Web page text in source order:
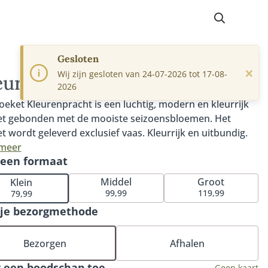
Kleurenpracht is een luchtig, modern en kleurrijk
gebonden met de mooiste seizoensbloemen. Het
wordt geleverd exclusief vaas. Kleurrijk en uitbundig.
die in dit boeket naar voren komen zijn opvallend
Bijzondere vormen en krachtige kleuren maken dit
tot een eigenzinnig exemplaar. Fijn om te weten:
bestelling met rouwwerk wordt persoonlijk en
gecontroleerd. Hiermee garanderen wij dat het
volledig naar wens wordt samengesteld. De
of crematorium). Je hoeft het rouwstuk niet zelf
bij de bloemist. De Fleurop bloemist zorgt ervoor
formaat
Klein
79,99
Middel
99,99
Groot
119,99
bezorgmethode
Bezorgen Afhalen
Gesloten
Wij zijn gesloten van 24-07-2026 tot 17-08-
2026
×